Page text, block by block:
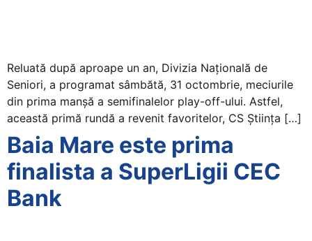
Reluată după aproape un an, Divizia Națională de
Seniori, a programat sâmbătă, 31 octombrie, meciurile
din prima manșă a semifinalelor play-off-ului. Astfel,
această primă rundă a revenit favoritelor, CS Știința […]
Baia Mare este prima
finalista a SuperLigii CEC
Bank